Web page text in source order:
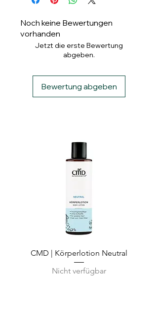
Noch keine Bewertungen
vorhanden
Jetzt die erste Bewertung
abgeben.
Bewertung abgeben
CMD | Körperlotion Neutral
Nicht verfügbar